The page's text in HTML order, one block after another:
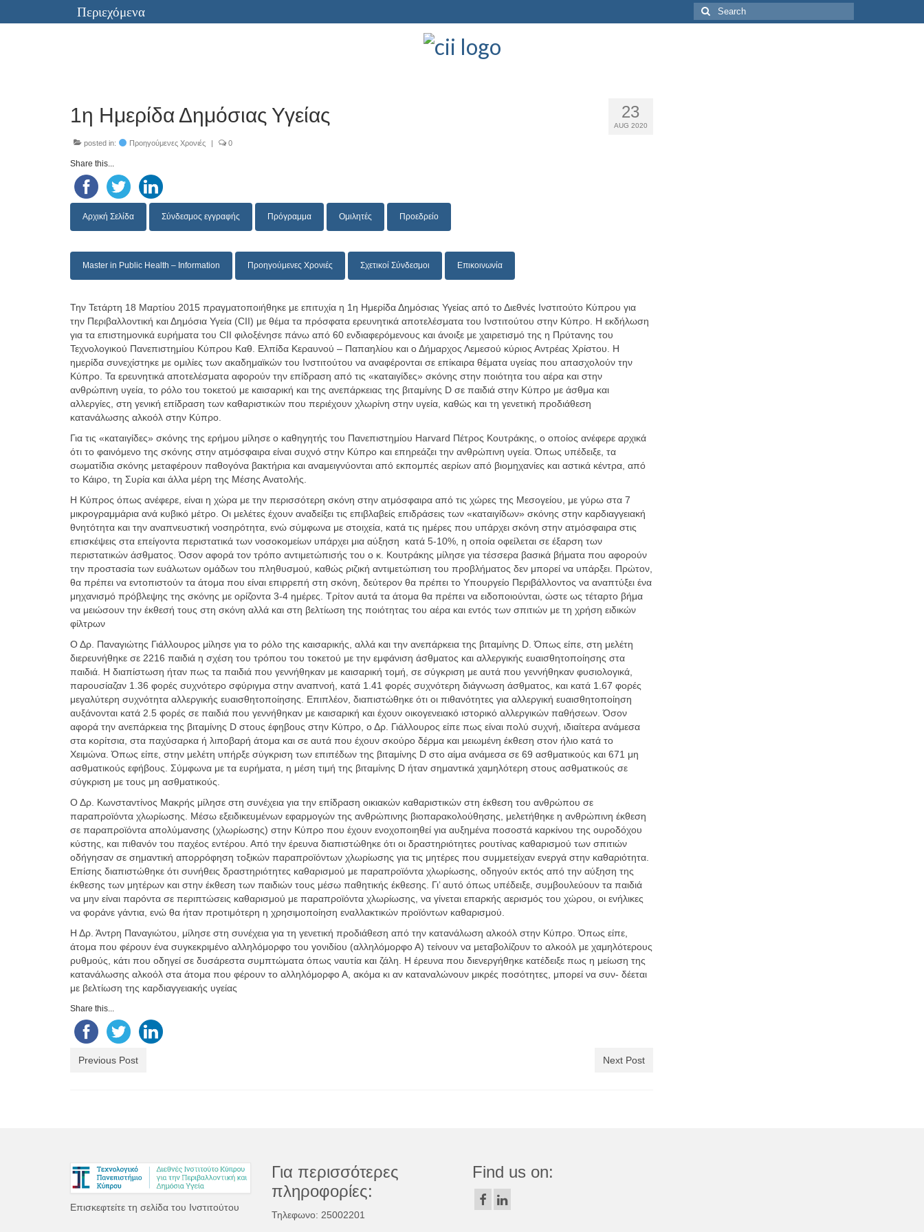
Περιεχόμενα
Search
for:
23
AUG 2020
1η Ημερίδα Δημόσιας Υγείας
posted in: Προηγούμενες Χρονιές | 0
Share this...
Aρχική Σελίδα Σύνδεσμος εγγραφής Πρόγραμμα Ομιλητές Προεδρείο
Master in Public Health – Information Προηγούμενες Χρονιές Σχετικοί Σύνδεσμοι Επικοινωνία
Την Τετάρτη 18 Μαρτίου 2015 πραγματοποιήθηκε με επιτυχία η 1η Ημερίδα Δημόσιας Υγείας από το Διεθνές Ινστιτούτο Κύπρου για
την Περιβαλλοντική και Δημόσια Υγεία (CII) με θέμα τα πρόσφατα ερευνητικά αποτελέσματα του Ινστιτούτου στην Κύπρο. Η εκδήλωση
για τα επιστημονικά ευρήματα του CII φιλοξένησε πάνω από 60 ενδιαφερόμενους και άνοιξε με χαιρετισμό της η Πρύτανης του
Τεχνολογικού Πανεπιστημίου Κύπρου Καθ. Ελπίδα Κεραυνού – Παπαηλίου και ο Δήμαρχος Λεμεσού κύριος Αντρέας Χρίστου. Η
ημερίδα συνεχίστηκε με ομιλίες των ακαδημαϊκών του Ινστιτούτου να αναφέρονται σε επίκαιρα θέματα υγείας που απασχολούν την
Κύπρο. Τα ερευνητικά αποτελέσματα αφορούν την επίδραση από τις «καταιγίδες» σκόνης στην ποιότητα του αέρα και στην
ανθρώπινη υγεία, το ρόλο του τοκετού με καισαρική και της ανεπάρκειας της βιταμίνης D σε παιδιά στην Κύπρο με άσθμα και
αλλεργίες, στη γενική επίδραση των καθαριστικών που περιέχουν χλωρίνη στην υγεία, καθώς και τη γενετική προδιάθεση
κατανάλωσης αλκοόλ στην Κύπρο.
Για τις «καταιγίδες» σκόνης της ερήμου μίλησε ο καθηγητής του Πανεπιστημίου Harvard Πέτρος Κουτράκης, ο οποίος ανέφερε αρχικά
ότι το φαινόμενο της σκόνης στην ατμόσφαιρα είναι συχνό στην Κύπρο και επηρεάζει την ανθρώπινη υγεία. Όπως υπέδειξε, τα
σωματίδια σκόνης μεταφέρουν παθογόνα βακτήρια και αναμειγνύονται από εκπομπές αερίων από βιομηχανίες και αστικά κέντρα, από
το Κάιρο, τη Συρία και άλλα μέρη της Μέσης Ανατολής.
Η Κύπρος όπως ανέφερε, είναι η χώρα με την περισσότερη σκόνη στην ατμόσφαιρα από τις χώρες της Μεσογείου, με γύρω στα 7
μικρογραμμάρια ανά κυβικό μέτρο. Οι μελέτες έχουν αναδείξει τις επιβλαβείς επιδράσεις των «καταιγίδων» σκόνης στην καρδιαγγειακή
θνητότητα και την αναπνευστική νοσηρότητα, ενώ σύμφωνα με στοιχεία, κατά τις ημέρες που υπάρχει σκόνη στην ατμόσφαιρα στις
επισκέψεις στα επείγοντα περιστατικά των νοσοκομείων υπάρχει μια αύξηση κατά 5-10%, η οποία οφείλεται σε έξαρση των
περιστατικών άσθματος. Όσον αφορά τον τρόπο αντιμετώπισής του ο κ. Κουτράκης μίλησε για τέσσερα βασικά βήματα που αφορούν
την προστασία των ευάλωτων ομάδων του πληθυσμού, καθώς ριζική αντιμετώπιση του προβλήματος δεν μπορεί να υπάρξει. Πρώτον,
θα πρέπει να εντοπιστούν τα άτομα που είναι επιρρεπή στη σκόνη, δεύτερον θα πρέπει το Υπουργείο Περιβάλλοντος να αναπτύξει ένα
μηχανισμό πρόβλεψης της σκόνης με ορίζοντα 3-4 ημέρες. Τρίτον αυτά τα άτομα θα πρέπει να ειδοποιούνται, ώστε ως τέταρτο βήμα
να μειώσουν την έκθεσή τους στη σκόνη αλλά και στη βελτίωση της ποιότητας του αέρα και εντός των σπιτιών με τη χρήση ειδικών
φίλτρων
Ο Δρ. Παναγιώτης Γιάλλουρος μίλησε για το ρόλο της καισαρικής, αλλά και την ανεπάρκεια της βιταμίνης D. Όπως είπε, στη μελέτη
διερευνήθηκε σε 2216 παιδιά η σχέση του τρόπου του τοκετού με την εμφάνιση άσθματος και αλλεργικής ευαισθητοποίησης στα
παιδιά. Η διαπίστωση ήταν πως τα παιδιά που γεννήθηκαν με καισαρική τομή, σε σύγκριση με αυτά που γεννήθηκαν φυσιολογικά,
παρουσίαζαν 1.36 φορές συχνότερο σφύριγμα στην αναπνοή, κατά 1.41 φορές συχνότερη διάγνωση άσθματος, και κατά 1.67 φορές
μεγαλύτερη συχνότητα αλλεργικής ευαισθητοποίησης. Επιπλέον, διαπιστώθηκε ότι οι πιθανότητες για αλλεργική ευαισθητοποίηση
αυξάνονται κατά 2.5 φορές σε παιδιά που γεννήθηκαν με καισαρική και έχουν οικογενειακό ιστορικό αλλεργικών παθήσεων. Όσον
αφορά την ανεπάρκεια της βιταμίνης D στους έφηβους στην Κύπρο, ο Δρ. Γιάλλουρος είπε πως είναι πολύ συχνή, ιδιαίτερα ανάμεσα
στα κορίτσια, στα παχύσαρκα ή λιποβαρή άτομα και σε αυτά που έχουν σκούρο δέρμα και μειωμένη έκθεση στον ήλιο κατά το
Χειμώνα. Όπως είπε, στην μελέτη υπήρξε σύγκριση των επιπέδων της βιταμίνης D στο αίμα ανάμεσα σε 69 ασθματικούς και 671 μη
ασθματικούς εφήβους. Σύμφωνα με τα ευρήματα, η μέση τιμή της βιταμίνης D ήταν σημαντικά χαμηλότερη στους ασθματικούς σε
σύγκριση με τους μη ασθματικούς.
Ο Δρ. Κωνσταντίνος Μακρής μίλησε στη συνέχεια για την επίδραση οικιακών καθαριστικών στη έκθεση του ανθρώπου σε
παραπροϊόντα χλωρίωσης. Μέσω εξειδικευμένων εφαρμογών της ανθρώπινης βιοπαρακολούθησης, μελετήθηκε η ανθρώπινη έκθεση
σε παραπροϊόντα απολύμανσης (χλωρίωσης) στην Κύπρο που έχουν ενοχοποιηθεί για αυξημένα ποσοστά καρκίνου της ουροδόχου
κύστης, και πιθανόν του παχέος εντέρου. Από την έρευνα διαπιστώθηκε ότι οι δραστηριότητες ρουτίνας καθαρισμού των σπιτιών
οδήγησαν σε σημαντική απορρόφηση τοξικών παραπροϊόντων χλωρίωσης για τις μητέρες που συμμετείχαν ενεργά στην καθαριότητα.
Επίσης διαπιστώθηκε ότι συνήθεις δραστηριότητες καθαρισμού με παραπροϊόντα χλωρίωσης, οδηγούν εκτός από την αύξηση της
έκθεσης των μητέρων και στην έκθεση των παιδιών τους μέσω παθητικής έκθεσης. Γι’ αυτό όπως υπέδειξε, συμβουλεύουν τα παιδιά
να μην είναι παρόντα σε περιπτώσεις καθαρισμού με παραπροϊόντα χλωρίωσης, να γίνεται επαρκής αερισμός του χώρου, οι ενήλικες
να φοράνε γάντια, ενώ θα ήταν προτιμότερη η χρησιμοποίηση εναλλακτικών προϊόντων καθαρισμού.
Η Δρ. Άντρη Παναγιώτου, μίλησε στη συνέχεια για τη γενετική προδιάθεση από την κατανάλωση αλκοόλ στην Κύπρο. Όπως είπε,
άτομα που φέρουν ένα συγκεκριμένο αλληλόμορφο του γονιδίου (αλληλόμορφο Α) τείνουν να μεταβολίζουν το αλκοόλ με χαμηλότερους
ρυθμούς, κάτι που οδηγεί σε δυσάρεστα συμπτώματα όπως ναυτία και ζάλη. Η έρευνα που διενεργήθηκε κατέδειξε πως η μείωση της
κατανάλωσης αλκοόλ στα άτομα που φέρουν το αλληλόμορφο Α, ακόμα κι αν καταναλώνουν μικρές ποσότητες, μπορεί να συν- δέεται
με βελτίωση της καρδιαγγειακής υγείας
Share this...
Previous Post Next Post
Επισκεφτείτε τη σελίδα του Ινστιτούτου
Για περισσότερες
πληροφορίες:
Τηλεφωνο: 25002201
Find us on: